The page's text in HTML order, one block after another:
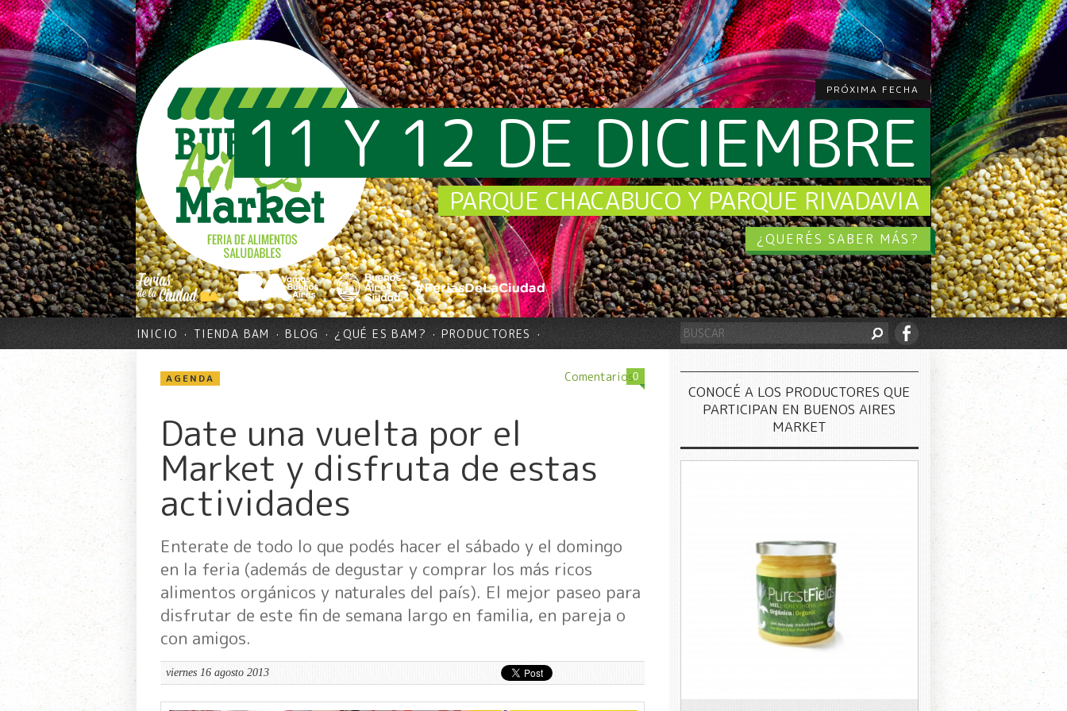
PRÓXIMA FECHA
11 Y 12 DE DICIEMBRE
PARQUE CHACABUCO Y PARQUE RIVADAVIA
¿QUERÉS SABER MÁS?
INICIO TIENDA BAM BLOG ¿QUÉ ES BAM? PRODUCTORES
Comentarios0
AGENDA
Date una vuelta por el
Market y disfruta de estas
actividades
Enterate de todo lo que podés hacer el sábado y el domingo
en la feria (además de degustar y comprar los más ricos
alimentos orgánicos y naturales del país). El mejor paseo para
disfrutar de este fin de semana largo en familia, en pareja o
con amigos.
viernes 16 agosto 2013
CONOCÉ A LOS PRODUCTORES QUE
PARTICIPAN EN BUENOS AIRES
MARKET